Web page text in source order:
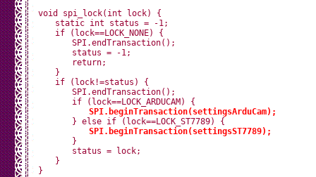
void spi_lock(int lock) {
static int status = -1;
if (lock==LOCK_NONE) {
SPI.endTransaction();
status = -1;
return;
}
if (lock!=status) {
SPI.endTransaction();
if (lock==LOCK_ARDUCAM) {
SPI.beginTransaction(settingsArduCam);
} else if (lock==LOCK_ST7789) {
SPI.beginTransaction(settingsST7789);
}
status = lock;
}
}